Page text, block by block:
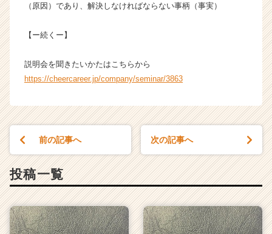
e
r）
（原因）であり、解決しなければならない事柄（事実）
【ー続くー】
説明会を聞きたいかたはこちらから
https://cheercareer.jp/company/seminar/3863
前の記事へ 次の記事へ
投稿一覧